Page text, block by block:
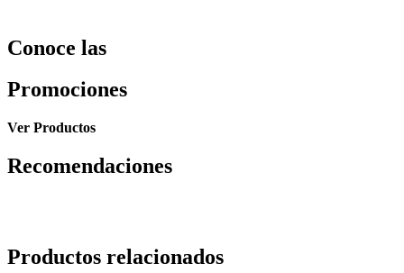
Conoce las
Promociones
Ver Productos
Recomendaciones
Productos relacionados